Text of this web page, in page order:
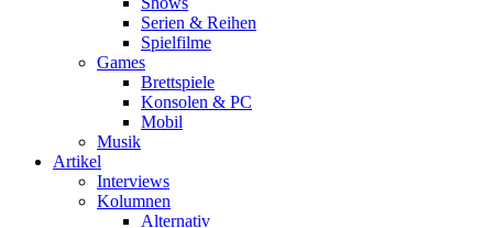
Serien & Reihen
Spielfilme
Games
Brettspiele
Konsolen & PC
Mobil
Musik
Artikel
Interviews
Kolumnen
Alternativ